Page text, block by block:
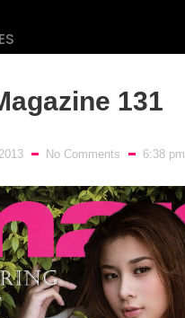
นา
อย
131
No Comments 6:38 pm